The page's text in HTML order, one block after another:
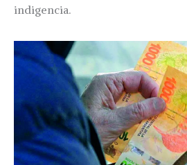
indigencia.